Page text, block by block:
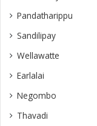
Pandatharippu
Sandilipay
Wellawatte
Earlalai
Negombo
Thavadi